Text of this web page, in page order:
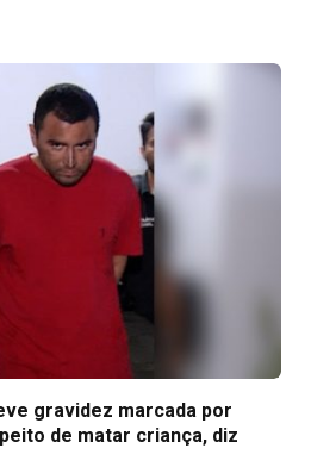
gravidez marcada por
de matar criança, diz